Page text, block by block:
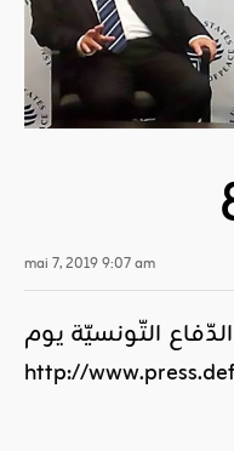
mai 7, 2019 9:07 am
التّونسيّة يوم
http://